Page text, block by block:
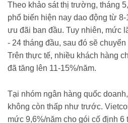
Theo khảo sát thị trường, tháng
phổ biến hiện nay dao động từ
ưu đãi ban đầu. Tuy nhiên, mức
- 24 tháng đầu, sau đó sẽ
Trên thực tế, nhiều khách hàng
đã tăng lên 11-15%/năm.
Tại nhóm ngân hàng quốc
không còn thấp như trước.
mức 9,6%/năm cho gói cố định 6